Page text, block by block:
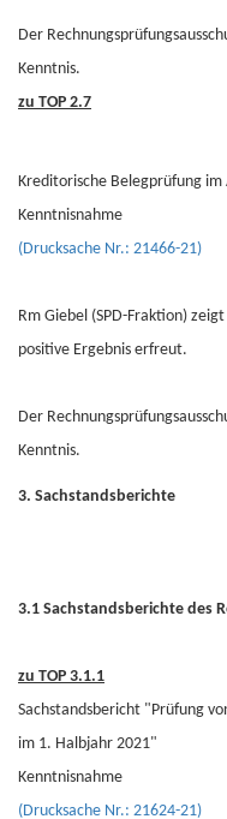
Der
Kenntnis.
zu TOP 2.7
Kreditorische Belegprüfung
Kenntnisnahme
(Drucksache Nr.: 21466-21)
Rm Giebel (SPD-Fraktion)
positive Ergebnis erfreut.
Der
Kenntnis.
3. Sachstandsberichte
3.1 Sachstandsberichte des
zu TOP 3.1.1
Sachstandsbericht "Prüfung
im 1. Halbjahr 2021"
Kenntnisnahme
(Drucksache Nr.: 21624-21)